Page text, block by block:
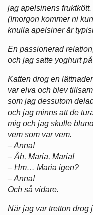
jag apelsinens fruktkött.
(Imorgon kommer ni
knulla apelsiner är
En passionerad
och jag satte yoghurt
Katten drog en
var elva och blev
som jag dessutom
och jag minns att de
mig och jag skulle
vem som var vem.
– Anna!
– Åh, Maria, Maria!
– Hm… Maria igen?
– Anna!
Och så vidare.
När jag var tretton drog